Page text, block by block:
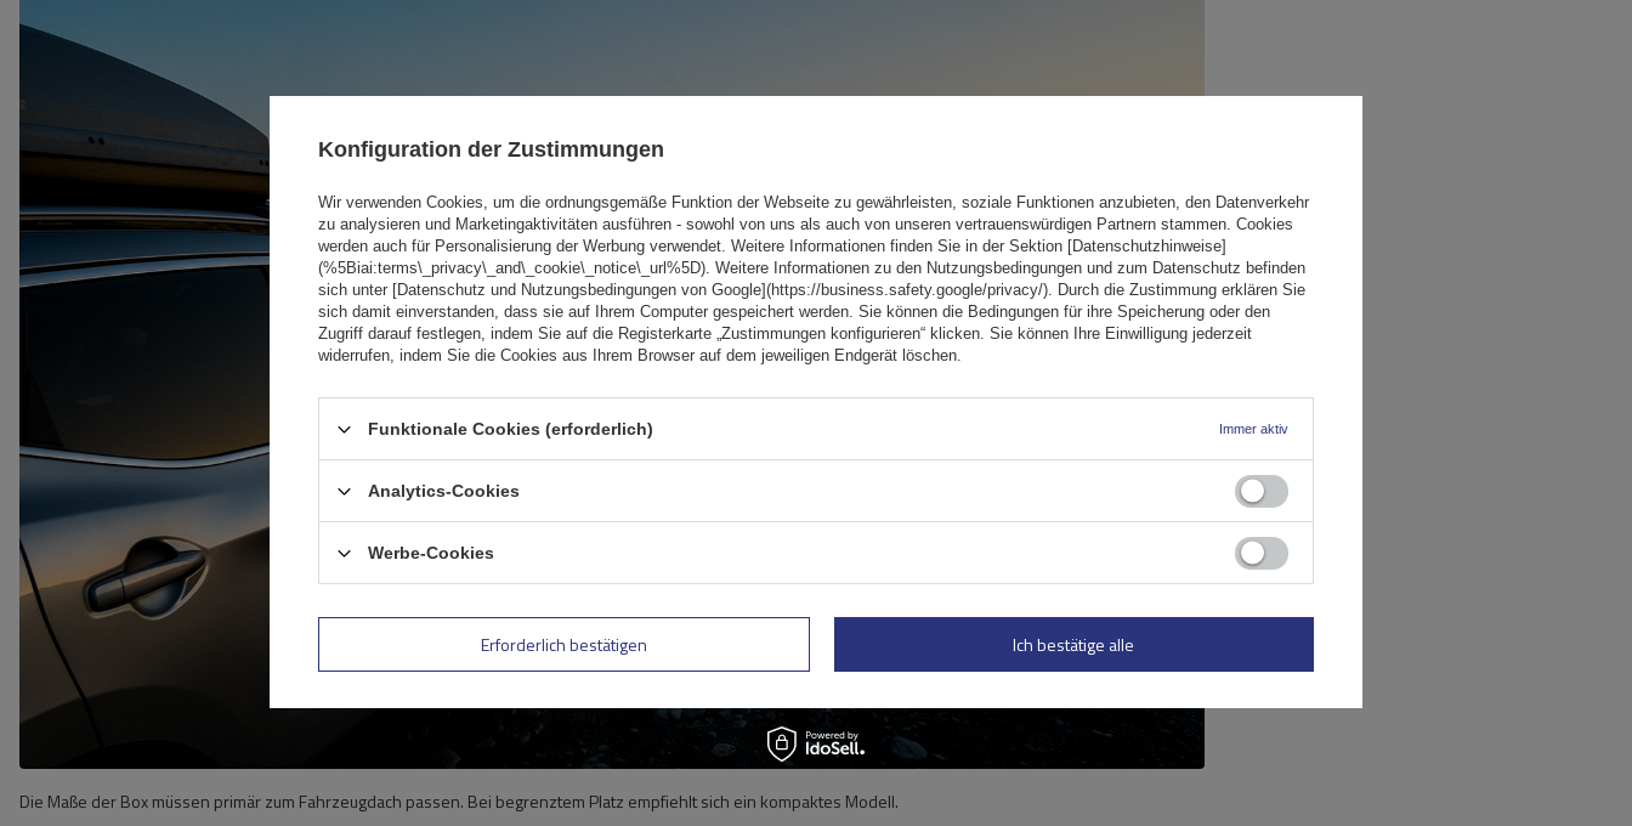
Die Maße der Box müssen primär zum Fahrzeugdach passen. Bei begrenztem Platz empfiehlt sich ein kompaktes Modell.
Konfiguration der Zustimmungen
Wir verwenden Cookies, um die ordnungsgemäße Funktion der Webseite zu gewährleisten, soziale Funktionen anzubieten, den Datenverkehr
zu analysieren und Marketingaktivitäten ausführen - sowohl von uns als auch von unseren vertrauenswürdigen Partnern stammen. Cookies
werden auch für Personalisierung der Werbung verwendet. Weitere Informationen finden Sie in der Sektion [Datenschutzhinweise]
(%5Biai:terms\_privacy\_and\_cookie\_notice\_url%5D). Weitere Informationen zu den Nutzungsbedingungen und zum Datenschutz befinden
sich unter [Datenschutz und Nutzungsbedingungen von Google](https://business.safety.google/privacy/). Durch die Zustimmung erklären Sie
sich damit einverstanden, dass sie auf Ihrem Computer gespeichert werden. Sie können die Bedingungen für ihre Speicherung oder den
Zugriff darauf festlegen, indem Sie auf die Registerkarte „Zustimmungen konfigurieren“ klicken. Sie können Ihre Einwilligung jederzeit
widerrufen, indem Sie die Cookies aus Ihrem Browser auf dem jeweiligen Endgerät löschen.
Funktionale Cookies (erforderlich) Immer aktiv
Analytics-Cookies
Werbe-Cookies
Erforderlich bestätigen Ich bestätige alle